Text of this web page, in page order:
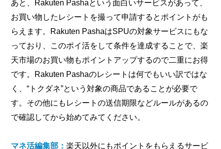
あと、Rakuten Pashaという面白いサービスがあって、
お買い物したレシートを撮って申請するとポイントがも
らえます。Rakuten PashaはSPUの対象サービスにもな
っており、このポイ活をして条件を達成することで、楽
天市場のお買い物もポイントアップするので二重にお得
です。Rakuten Pashaのレシートは何でもいい訳ではな
く、“トクダネ”という対象の商品であることが必要で
す。その他にもレシートの送信期限などルールがあるの
で確認してから始めてみてください。
マネ活編集部：楽天以外にもポイントをもらえるサービ